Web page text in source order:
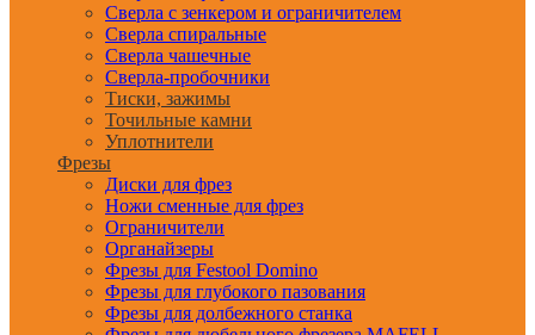
Сверла с зенкером и ограничителем
Сверла спиральные
Сверла чашечные
Сверла-пробочники
Тиски, зажимы
Точильные камни
Уплотнители
Фрезы
Диски для фрез
Ножи сменные для фрез
Ограничители
Органайзеры
Фрезы для Festool Domino
Фрезы для глубокого пазования
Фрезы для долбежного станка